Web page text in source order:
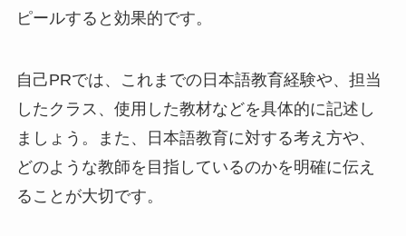
ピールすると効果的です。
自己PRでは、これまでの日本語教育経験や、担当
したクラス、使用した教材などを具体的に記述し
ましょう。また、日本語教育に対する考え方や、
どのような教師を目指しているのかを明確に伝え
ることが大切です。